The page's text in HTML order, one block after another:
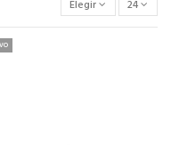
Elegir 24